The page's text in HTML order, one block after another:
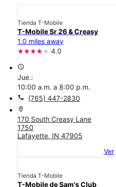
Tienda T-Mobile
T-Mobile Sr 26 & Creasy
1.0 miles away
4.0
access_time
Jue.:
10:00 a.m. a 8:00 p.m.
call (765) 447-2830
location_on
170 South Creasy Lane
1750
Lafayette, IN 47905
Ver
Tienda T-Mobile
T-Mobile de Sam's Club